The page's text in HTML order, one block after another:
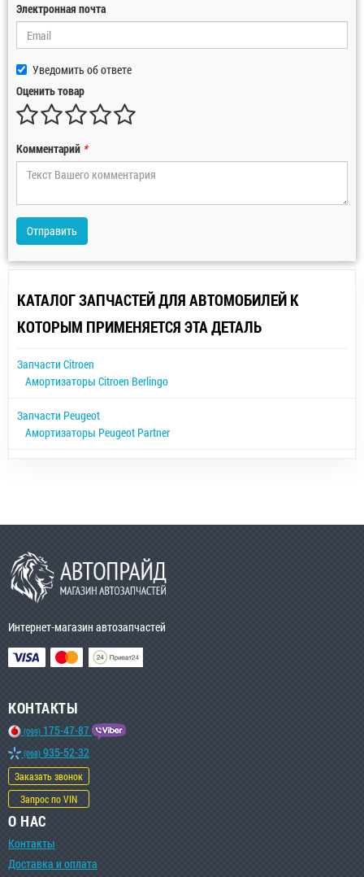
Электронная почта
Уведомить об ответе
Оценить товар
Комментарий *
Отправить
КАТАЛОГ ЗАПЧАСТЕЙ ДЛЯ АВТОМОБИЛЕЙ К
КОТОРЫМ ПРИМЕНЯЕТСЯ ЭТА ДЕТАЛЬ
Запчасти Citroen
Амортизаторы Citroen Berlingo
Запчасти Peugeot
Амортизаторы Peugeot Partner
Интернет-магазин автозапчастей
КОНТАКТЫ
(099) 175-47-87
(068) 935-52-32
Заказать звонок
Запрос по VIN
О НАС
Контакты
Доставка и оплата